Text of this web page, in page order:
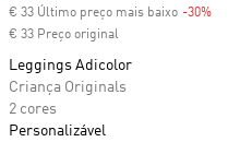
€ 33 Último preço mais baixo -30%
€ 33 Preço original
Leggings Adicolor
Criança Originals
2 cores
Personalizável